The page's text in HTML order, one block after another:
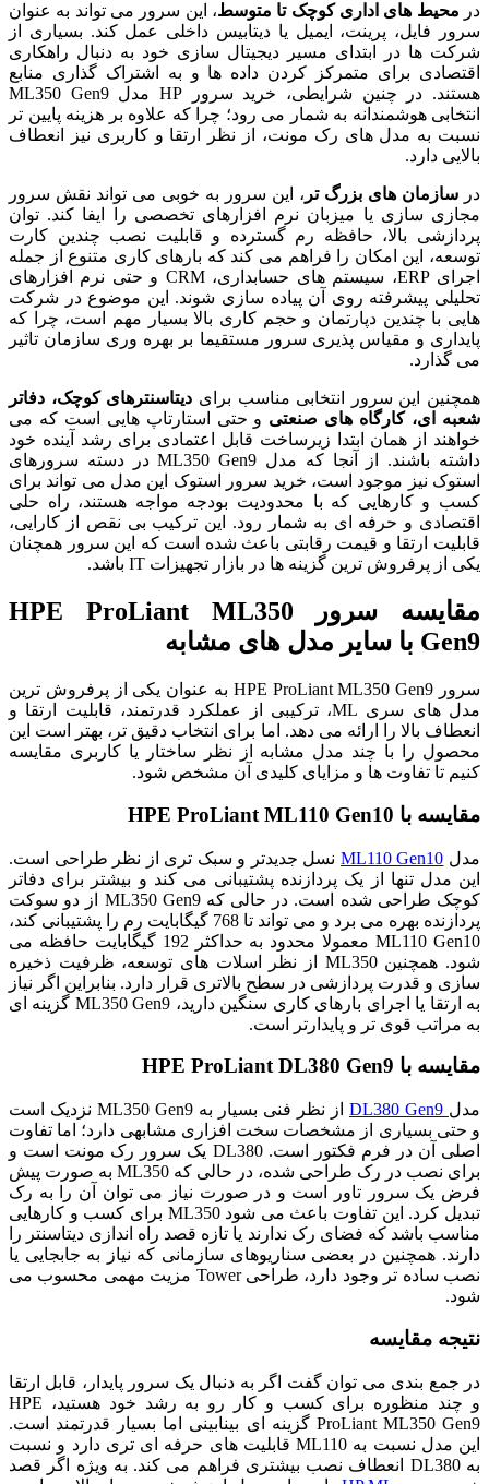
در محیط های اداری کوچک تا متوسط، این سرور می تواند به عنوان
سرور فایل، پرینت، ایمیل یا دیتابیس داخلی عمل کند. بسیاری از
شرکت ها در ابتدای مسیر دیجیتال سازی خود به دنبال راهکاری
اقتصادی برای متمرکز کردن داده ها و به اشتراک گذاری منابع
هستند. در چنین شرایطی، خرید سرور HP مدل ML350 Gen9
انتخابی هوشمندانه به شمار می رود؛ چرا که علاوه بر هزینه پایین تر
نسبت به مدل های رک مونت، از نظر ارتقا و کاربری نیز انعطاف
بالایی دارد.
در سازمان های بزرگ تر ، این سرور به خوبی می تواند نقش سرور
مجازی سازی یا میزبان نرم افزارهای تخصصی را ایفا کند. توان
پردازشی بالا، حافظه رم گسترده و قابلیت نصب چندین کارت
توسعه، این امکان را فراهم می کند که بارهای کاری متنوع از جمله
اجرای ERP، سیستم های حسابداری، CRM و حتی نرم افزارهای
تحلیلی پیشرفته روی آن پیاده سازی شوند. این موضوع در شرکت
هایی با چندین دپارتمان و حجم کاری بالا بسیار مهم است، چرا که
پایداری و مقیاس پذیری سرور مستقیما بر بهره وری سازمان تاثیر
می گذارد.
همچنین این سرور انتخابی مناسب برای دیتاسنترهای کوچک، دفاتر
شعبه ای، کارگاه های صنعتی و حتی استارتاپ هایی است که می
خواهند از همان ابتدا زیرساخت قابل اعتمادی برای رشد آینده خود
داشته باشند. از آنجا که مدل ML350 Gen9 در دسته سرورهای
استوک نیز موجود است، خرید سرور استوک این مدل می تواند برای
کسب و کارهایی که با محدودیت بودجه مواجه هستند، راه حلی
اقتصادی و حرفه ای به شمار رود. این ترکیب بی نقص از کارایی،
قابلیت ارتقا و قیمت رقابتی باعث شده است که این سرور همچنان
یکی از پرفروش ترین گزینه ها در بازار تجهیزات IT باشد.
مقایسه سرور HPE ProLiant ML350
Gen9 با سایر مدل های مشابه
سرور HPE ProLiant ML350 Gen9 به عنوان یکی از پرفروش‌ ترین
مدل‌ های سری ML، ترکیبی از عملکرد قدرتمند، قابلیت ارتقا و
انعطاف بالا را ارائه می‌ دهد. اما برای انتخاب دقیق‌ تر، بهتر است این
محصول را با چند مدل مشابه از نظر ساختار یا کاربری مقایسه
کنیم تا تفاوت‌ ها و مزایای کلیدی آن مشخص شود.
مقایسه با HPE ProLiant ML110 Gen10
مدل ML110 Gen10 نسل جدیدتر و سبک‌ تری از نظر طراحی است.
این مدل تنها از یک پردازنده پشتیبانی می‌ کند و بیشتر برای دفاتر
کوچک طراحی شده است. در حالی که ML350 Gen9 از دو سوکت
پردازنده بهره می‌ برد و می‌ تواند تا 768 گیگابایت رم را پشتیبانی کند،
ML110 Gen10 معمولا محدود به حداکثر 192 گیگابایت حافظه می‌
شود. همچنین ML350 از نظر اسلات‌ های توسعه، ظرفیت ذخیره
سازی و قدرت پردازشی در سطح بالاتری قرار دارد. بنابراین اگر نیاز
به ارتقا یا اجرای بارهای کاری سنگین دارید، ML350 Gen9 گزینه‌ ای
به مراتب قوی‌ تر و پایدارتر است.
مقایسه با HPE ProLiant DL380 Gen9
مدل
از نظر فنی بسیار به ML350 Gen9 نزدیک است
و حتی بسیاری از مشخصات سخت افزاری مشابهی دارد؛ اما تفاوت
اصلی آن در فرم فکتور است. DL380 یک سرور رک مونت است و
برای نصب در رک طراحی شده، در حالی که ML350 به صورت پیش
فرض یک سرور تاور است و در صورت نیاز می‌ توان آن را به رک
تبدیل کرد. این تفاوت باعث می‌ شود ML350 برای کسب و کارهایی
مناسب باشد که فضای رک ندارند یا تازه قصد راه اندازی دیتاسنتر را
دارند. همچنین در بعضی سناریوهای سازمانی که نیاز به جابجایی یا
نصب ساده‌ تر وجود دارد، طراحی Tower مزیت مهمی محسوب می‌
شود.
نتیجه مقایسه
در جمع‌ بندی می‌ توان گفت اگر به دنبال یک سرور پایدار، قابل ارتقا
و چند منظوره برای کسب و کار رو به رشد خود هستید، HPE
ProLiant ML350 Gen9 گزینه‌ ای بینابینی اما بسیار قدرتمند است.
این مدل نسبت به ML110 قابلیت‌ های حرفه‌ ای‌ تری دارد و نسبت
به DL380 انعطاف نصب بیشتری فراهم می‌ کند. به ویژه اگر قصد